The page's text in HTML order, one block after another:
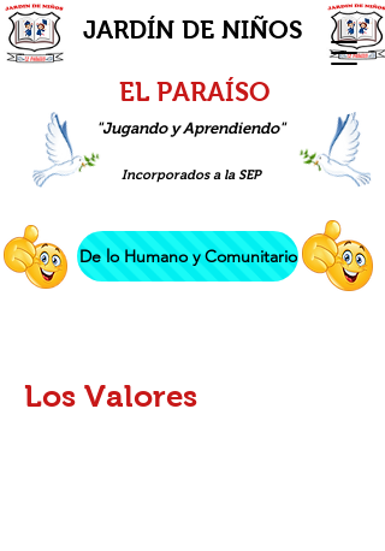
JARDÍN DE NIÑOS
EL PARAÍSO
"Jugando y Aprendiendo"
Incorporados a la SEP
De lo Humano y Comunitario
Los Valores